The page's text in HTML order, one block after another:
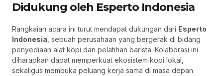
Didukung oleh Esperto Indonesia
Rangkaian acara ini turut mendapat dukungan dari Esperto
Indonesia , sebuah perusahaan yang bergerak di bidang
penyediaan alat kopi dan pelatihan barista. Kolaborasi ini
diharapkan dapat memperkuat ekosistem kopi lokal,
sekaligus membuka peluang kerja sama di masa depan